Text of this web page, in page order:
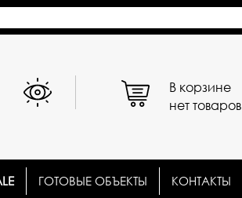
В корзине
нет товаров
ГОТОВЫЕ ОБЪЕКТЫ КОНТАКТЫ